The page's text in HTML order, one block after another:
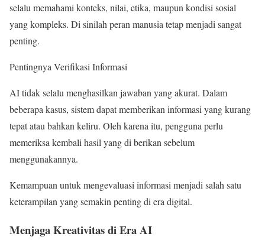
selalu memahami konteks, nilai, etika, maupun kondisi sosial
yang kompleks. Di sinilah peran manusia tetap menjadi sangat
penting.
Pentingnya Verifikasi Informasi
AI tidak selalu menghasilkan jawaban yang akurat. Dalam
beberapa kasus, sistem dapat memberikan informasi yang kurang
tepat atau bahkan keliru. Oleh karena itu, pengguna perlu
memeriksa kembali hasil yang di berikan sebelum
menggunakannya.
Kemampuan untuk mengevaluasi informasi menjadi salah satu
keterampilan yang semakin penting di era digital.
Menjaga Kreativitas di Era AI